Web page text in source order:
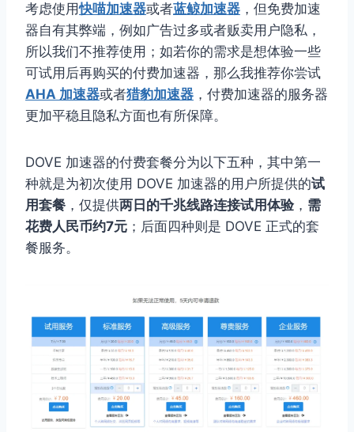
考虑使用快喵加速器或者蓝鲸加速器 ，但免费加速
器自有其弊端，例如广告过多或者贩卖用户隐私，
所以我们不推荐使用；如若你的需求是想体验一些
可试用后再购买的付费加速器，那么我推荐你尝试
AHA 加速器或者猎豹加速器 ，付费加速器的服务器
更加平稳且隐私方面也有所保障。
DOVE 加速器的付费套餐分为以下五种，其中第一
种就是为初次使用 DOVE 加速器的用户所提供的试
用套餐 ，仅提供两日的千兆线路连接试用体验， 需
花费人民币约7元 ；后面四种则是 DOVE 正式的套
餐服务。